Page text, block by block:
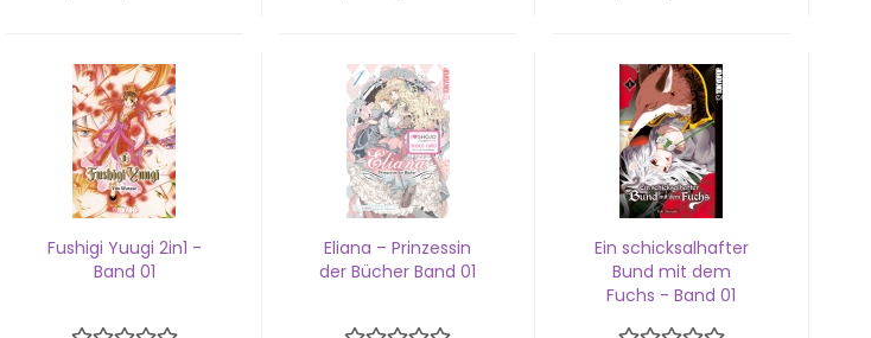
Fus­hi­gi Yuugi 2in1 -
Band 01
Elia­na – Prin­zes­sin
der Bü­cher Band 01
Ein schick­sal­haf­ter
Bund mit dem
Fuchs - Band 01